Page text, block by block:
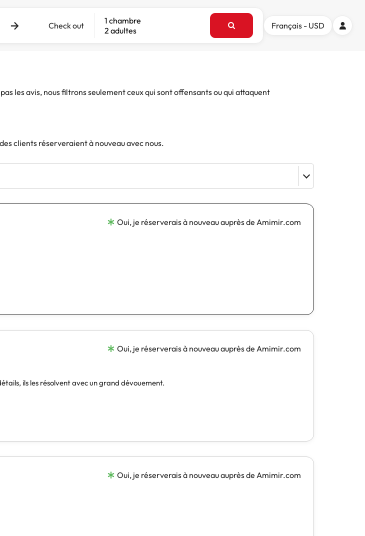
Check out
1 chambre
2 adultes
Français - USD
les avis, nous filtrons seulement ceux qui sont offensants ou qui attaquent
clients réserveraient à nouveau avec nous.